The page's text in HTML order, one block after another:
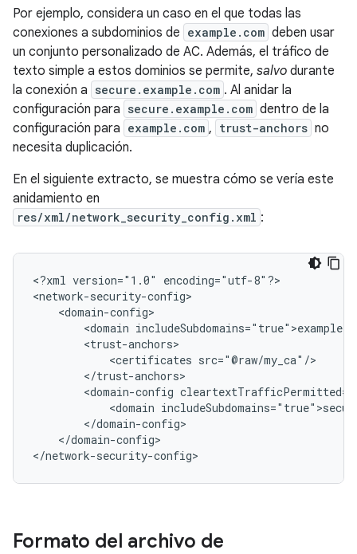
Por ejemplo, considera un caso en el que todas las
conexiones a subdominios de example.com deben usar
un conjunto personalizado de AC. Además, el tráfico de
texto simple a estos dominios se permite, salvo durante
la conexión a secure.example.com . Al anidar la
configuración para secure.example.com dentro de la
configuración para example.com , trust-anchors no
necesita duplicación.
En el siguiente extracto, se muestra cómo se vería este
anidamiento en
res/xml/network_security_config.xml :
<?xml version="1.0"
encoding="utf-8"?>
<domain
<certificates
<domain-config
<domain
</domain-config>
</network-security-config>
Formato del archivo de